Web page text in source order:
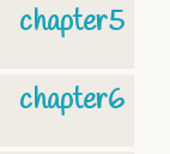
chapter5
chapter6